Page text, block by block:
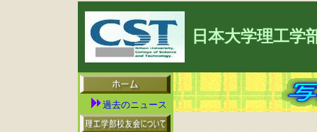
日本大学理工学
過去のニュース